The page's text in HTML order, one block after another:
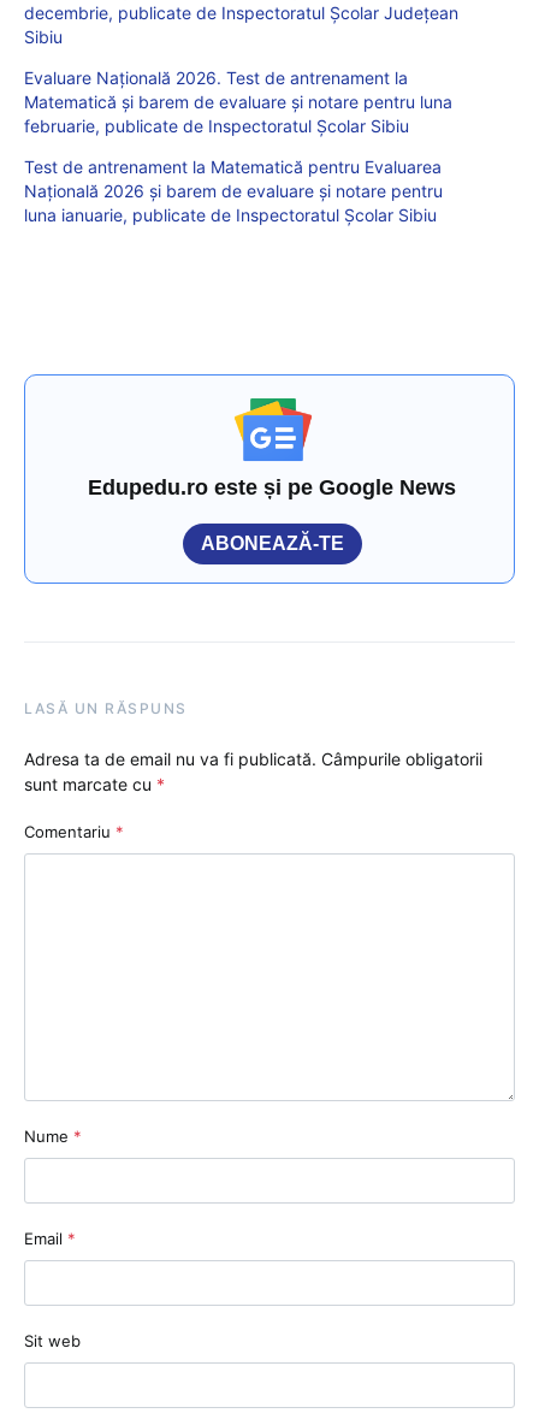
decembrie, publicate de Inspectoratul Școlar Județean
Sibiu
Evaluare Națională 2026. Test de antrenament la
Matematică și barem de evaluare și notare pentru luna
februarie, publicate de Inspectoratul Școlar Sibiu
Test de antrenament la Matematică pentru Evaluarea
Națională 2026 și barem de evaluare și notare pentru
luna ianuarie, publicate de Inspectoratul Școlar Sibiu
Edupedu.ro este și pe Google News
ABONEAZĂ-TE
LASĂ UN RĂSPUNS
Adresa ta de email nu va fi publicată. Câmpurile obligatorii
sunt marcate cu *
Comentariu *
Nume *
Email *
Sit web